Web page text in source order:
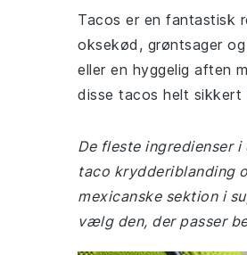
Tacos er en fantastisk
oksekød, grøntsager
eller en hyggelig aften
disse tacos helt
De fleste ingredienser
taco krydderiblanding
mexicanske sektion i
vælg den, der passer